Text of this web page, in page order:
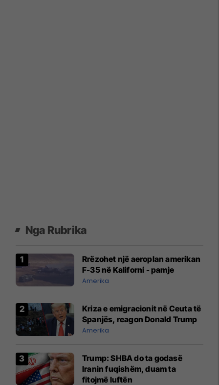
Nga Rubrika
Rrëzohet një aeroplan amerikan
F-35 në Kaliforni - pamje
Amerika
Kriza e emigracionit në Ceuta të
Spanjës, reagon Donald Trump
Amerika
Trump: SHBA do ta godasë
Iranin fuqishëm, duam ta
fitojmë luftën